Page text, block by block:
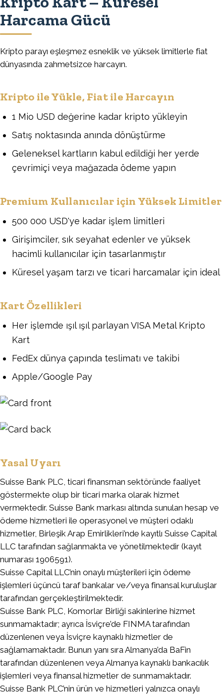
Harcama Gücü
Kripto parayı eşleşmez esneklik ve yüksek limitlerle fiat
dünyasında zahmetsizce harcayın.
Kripto ile Yükle, Fiat ile Harcayın
1 Mio USD değerine kadar kripto yükleyin
Satış noktasında anında dönüştürme
Geleneksel kartların kabul edildiği her yerde
çevrimiçi veya mağazada ödeme yapın
Premium Kullanıcılar için Yüksek Limitler
500 000 USD'ye kadar işlem limitleri
Girişimciler, sık seyahat edenler ve yüksek
hacimli kullanıcılar için tasarlanmıştır
Küresel yaşam tarzı ve ticari harcamalar için ideal
Kart Özellikleri
Her işlemde ışıl ışıl parlayan VISA Metal Kripto
Kart
FedEx dünya çapında teslimatı ve takibi
Apple/Google Pay
Image
Image
Yasal Uyarı
Suisse Bank PLC, ticari finansman sektöründe faaliyet
göstermekte olup bir ticari marka olarak hizmet
vermektedir. Suisse Bank markası altında sunulan hesap ve
ödeme hizmetleri ile operasyonel ve müşteri odaklı
hizmetler, Birleşik Arap Emirlikleri’nde kayıtlı Suisse Capital
LLC tarafından sağlanmakta ve yönetilmektedir (kayıt
numarası 1906591).
Suisse Capital LLC’nin onaylı müşterileri için ödeme
işlemleri üçüncü taraf bankalar ve/veya finansal kuruluşlar
tarafından gerçekleştirilmektedir.
Suisse Bank PLC, Komorlar Birliği sakinlerine hizmet
sunmamaktadır; ayrıca İsviçre’de FINMA tarafından
düzenlenen veya İsviçre kaynaklı hizmetler de
sağlamamaktadır. Bunun yanı sıra Almanya’da BaFin
tarafından düzenlenen veya Almanya kaynaklı bankacılık
işlemleri veya finansal hizmetler de sunmamaktadır.
Suisse Bank PLC’nin ürün ve hizmetleri yalnızca onaylı